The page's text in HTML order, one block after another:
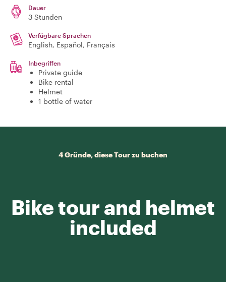
Dauer
3 Stunden
Verfügbare Sprachen
English, Español, Français
Inbegriffen
Private guide
Bike rental
Helmet
1 bottle of water
4 Gründe, diese Tour zu buchen
Bike tour and helmet
included